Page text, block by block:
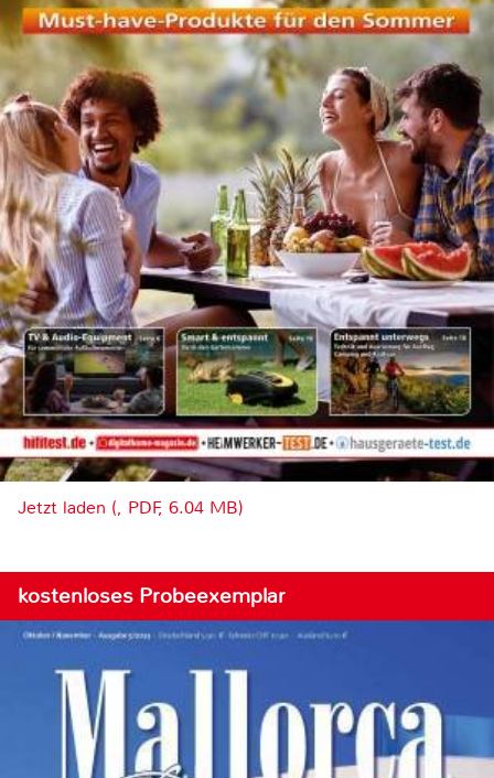
Jetzt laden (, PDF, 6.04 MB)
kostenloses Probeexemplar